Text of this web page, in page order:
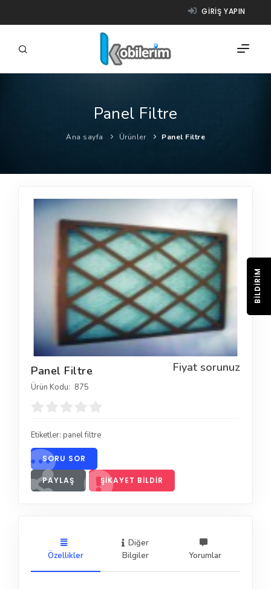
GIRIŞ YAPIN
FIRMALAR
ÜRÜNLER
NASIL ÇALIŞIR?
YARDIM
Panel Filtre
Ana sayfa Ürünler Panel Filtre
Fiyat sorunuz
Panel Filtre
Ürün Kodu: 875
Etiketler: panel filtre
SORU SOR
PAYLAŞ ŞIKAYET BILDIR
Özellikler
Diğer
Bilgiler
Yorumlar
BILDIRIM